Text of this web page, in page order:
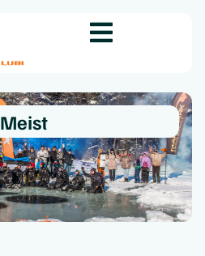
Meist